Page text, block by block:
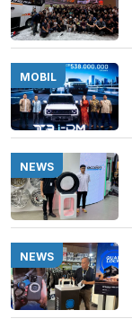
MOBIL
NEWS
NEWS